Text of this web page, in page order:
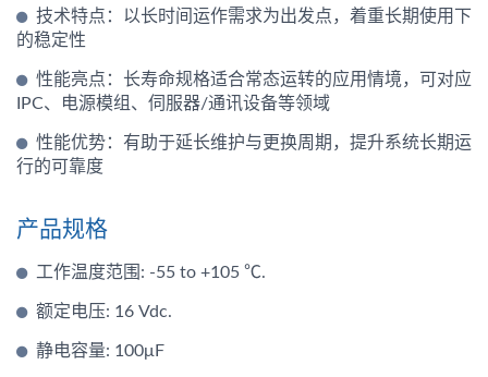
技术特点：以长时间运作需求为出发点，着重长期使用下
的稳定性
性能亮点：长寿命规格适合常态运转的应用情境，可对应
IPC、电源模组、伺服器/通讯设备等领域
性能优势：有助于延长维护与更换周期，提升系统长期运
行的可靠度
产品规格
工作温度范围: -55 to +105 ℃.
额定电压: 16 Vdc.
静电容量: 100μF